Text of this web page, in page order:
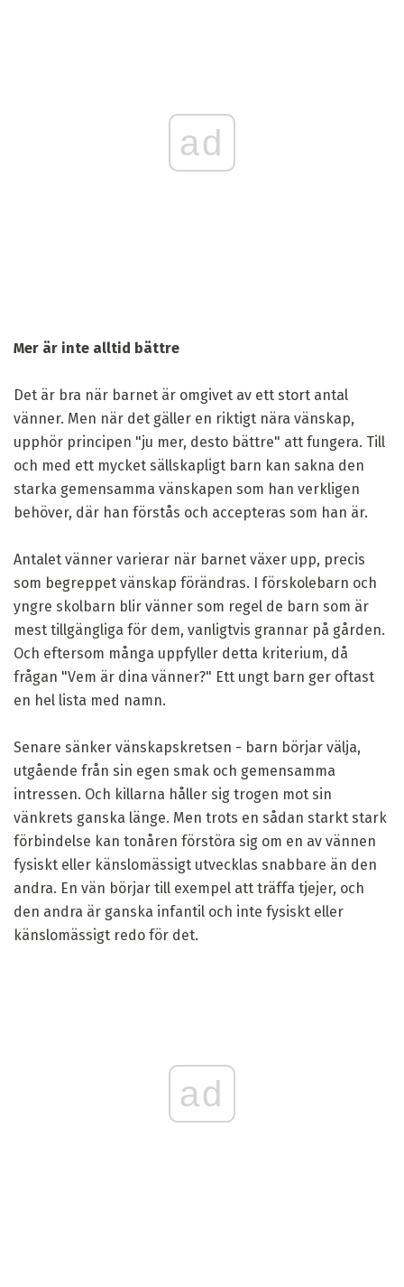
ad
Mer är inte alltid bättre
Det är bra när barnet är omgivet av ett stort antal
vänner. Men när det gäller en riktigt nära vänskap,
upphör principen "ju mer, desto bättre" att fungera. Till
och med ett mycket sällskapligt barn kan sakna den
starka gemensamma vänskapen som han verkligen
behöver, där han förstås och accepteras som han är.
Antalet vänner varierar när barnet växer upp, precis
som begreppet vänskap förändras. I förskolebarn och
yngre skolbarn blir vänner som regel de barn som är
mest tillgängliga för dem, vanligtvis grannar på gården.
Och eftersom många uppfyller detta kriterium, då
frågan "Vem är dina vänner?" Ett ungt barn ger oftast
en hel lista med namn.
Senare sänker vänskapskretsen - barn börjar välja,
utgående från sin egen smak och gemensamma
intressen. Och killarna håller sig trogen mot sin
vänkrets ganska länge. Men trots en sådan starkt stark
förbindelse kan tonåren förstöra sig om en av vännen
fysiskt eller känslomässigt utvecklas snabbare än den
andra. En vän börjar till exempel att träffa tjejer, och
den andra är ganska infantil och inte fysiskt eller
känslomässigt redo för det.
ad